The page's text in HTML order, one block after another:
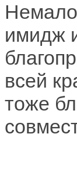
имидж
всей
тоже